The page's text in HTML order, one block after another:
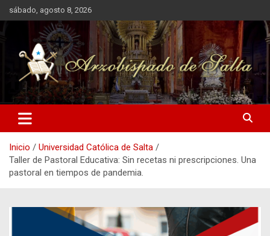
Saltar
al
contenido
sábado, agosto 8, 2026
Arzobispado de Salta
Arzobispado de Salta
Inicio
Universidad Católica de Salta
Taller de Pastoral Educativa: Sin recetas ni prescripciones. Una
pastoral en tiempos de pandemia.